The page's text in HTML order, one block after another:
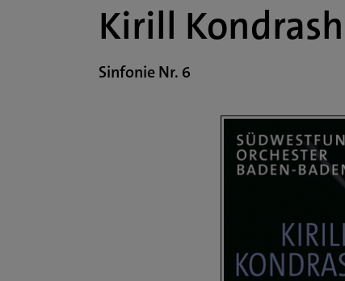
Kirill
Sinfonie Nr. 6